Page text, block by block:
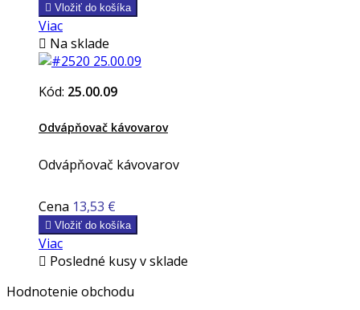
 Vložiť do košíka
Viac
 Na sklade
Kód: 25.00.09
Odvápňovač kávovarov
Odvápňovač kávovarov
Cena 13,53 €
 Vložiť do košíka
Viac
 Posledné kusy v sklade
Hodnotenie obchodu